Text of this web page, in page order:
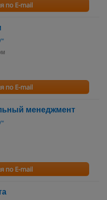
по E-mail
по E-mail
менеджмент
по E-mail